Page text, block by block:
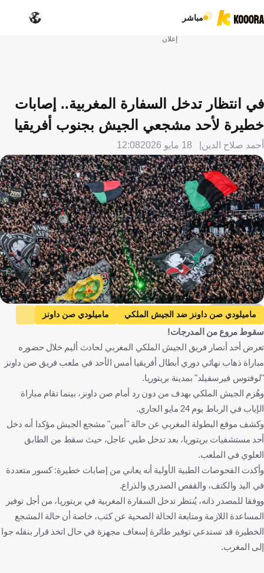
مباشر
إعلان
في انتظار تدخل السفارة المغربية.. إصابات
خطيرة لأحد مشجعي الجيش بجنوب أفريقيا
أحمد صلاح الدين 18 مايو 2026 12:08
Getty Images
ماميلودي صن داونز ضد الجيش الملكي
ماميلودي صن داونز
الجيش الملكي
دوري أبطال إفريقيا
الجيش الملكي ضد ماميلودي صن داونز
الدوري المغربي الممتاز
جنوب أفريقيا
المغرب كرة قدم
سقوط مروع من المدرجات!
تعرض أحد أنصار فريق الجيش الملكي المغربي لحادث أليم خلال حضوره
مباراة ذهاب نهائي دوري أبطال أفريقيا أمس الأحد في ملعب فريق صن داونز
"لوفتوس فيرسفيلد" بمدينة بريتوريا.
وهُزم الجيش الملكي بهدف من دون رد أمام صن داونز، بينما تقام مباراة
الإياب في الرباط يوم 24 مايو الجاري.
وكشف موقع البطولة المغربي عن حالة "أمين" مشجع الجيش مؤكدا أنه دخل
أحد مستشفيات بريتوريا، بعد تدخل طبي عاجل، حيث سقط من الطابق
العلوي في الملعب.
وأكدت الفحوصات الطبية الأولية أنه يعاني من إصابات خطيرة: كسور متعددة
في اليد والكتف، والقفص الصدري والذراع.
ووفقا للمصدر ذاته، يُنتظر تدخل السفارة المغربية في بريتوريا، من أجل توفير
المساعدة اللازمة ومتابعة الحالة الصحية عن كثب، خاصة أن حالة المشجع
الخطيرة قد تستدعي توفير طائرة إسعاف مجهزة في حال اتخذ قرار بنقله جوا
إلى المغرب.